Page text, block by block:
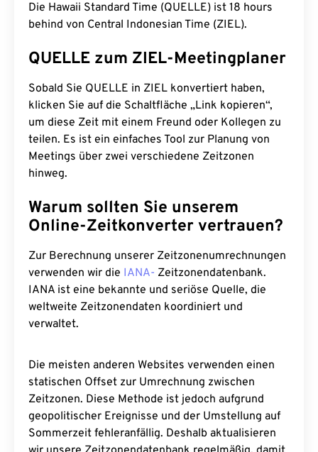
Die Hawaii Standard Time (QUELLE) ist 18 hours
behind von Central Indonesian Time (ZIEL).
QUELLE zum ZIEL-Meetingplaner
Sobald Sie QUELLE in ZIEL konvertiert haben,
klicken Sie auf die Schaltfläche „Link kopieren“,
um diese Zeit mit einem Freund oder Kollegen zu
teilen. Es ist ein einfaches Tool zur Planung von
Meetings über zwei verschiedene Zeitzonen
hinweg.
Warum sollten Sie unserem
Online-Zeitkonverter vertrauen?
Zur Berechnung unserer Zeitzonenumrechnungen
verwenden wir die IANA- Zeitzonendatenbank.
IANA ist eine bekannte und seriöse Quelle, die
weltweite Zeitzonendaten koordiniert und
verwaltet.
Die meisten anderen Websites verwenden einen
statischen Offset zur Umrechnung zwischen
Zeitzonen. Diese Methode ist jedoch aufgrund
geopolitischer Ereignisse und der Umstellung auf
Sommerzeit fehleranfällig. Deshalb aktualisieren